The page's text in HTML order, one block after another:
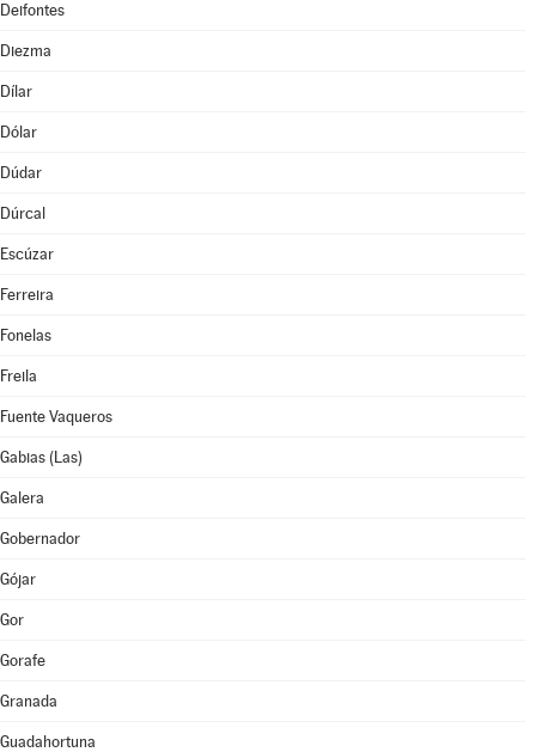
Deifontes
Diezma
Dílar
Dólar
Dúdar
Dúrcal
Escúzar
Ferreira
Fonelas
Freila
Fuente Vaqueros
Gabias (Las)
Galera
Gobernador
Gójar
Gor
Gorafe
Granada
Guadahortuna